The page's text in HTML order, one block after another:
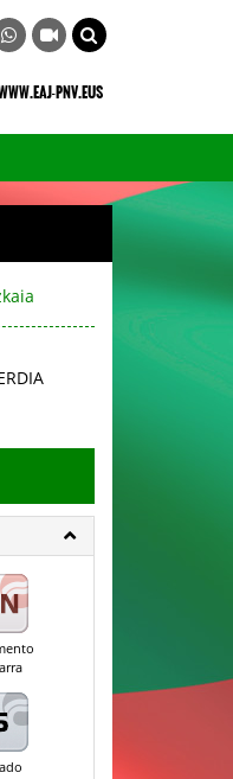
PNV.EUS